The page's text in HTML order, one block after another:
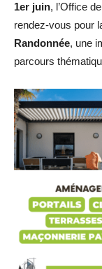
1er juin, l’Office
rendez-vous pour
Randonnée, une
parcours